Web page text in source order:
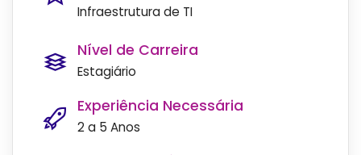
Infraestrutura de TI
Nível de Carreira
Estagiário
Experiência Necessária
2 a 5 Anos